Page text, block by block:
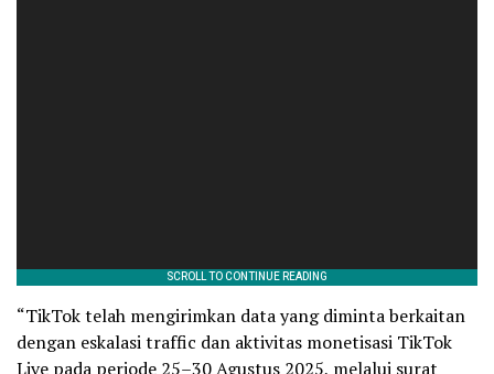
“TikTok telah mengirimkan data yang diminta berkaitan
dengan eskalasi traffic dan aktivitas monetisasi TikTok
Live pada periode 25–30 Agustus 2025, melalui surat